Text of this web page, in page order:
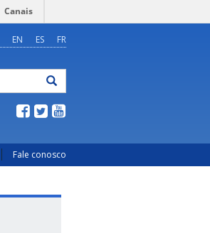
Canais
EN ES FR
Fale conosco